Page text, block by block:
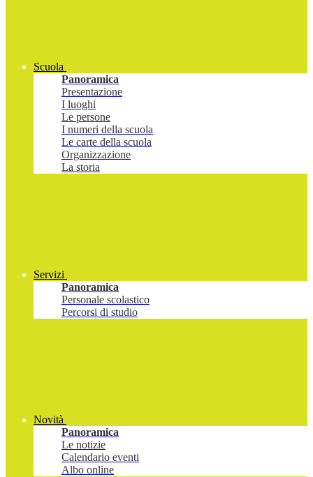
Scuola
Panoramica
Presentazione
I luoghi
Le persone
I numeri della scuola
Le carte della scuola
Organizzazione
La storia
Servizi
Panoramica
Personale scolastico
Percorsi di studio
Novità
Panoramica
Le notizie
Calendario eventi
Albo online